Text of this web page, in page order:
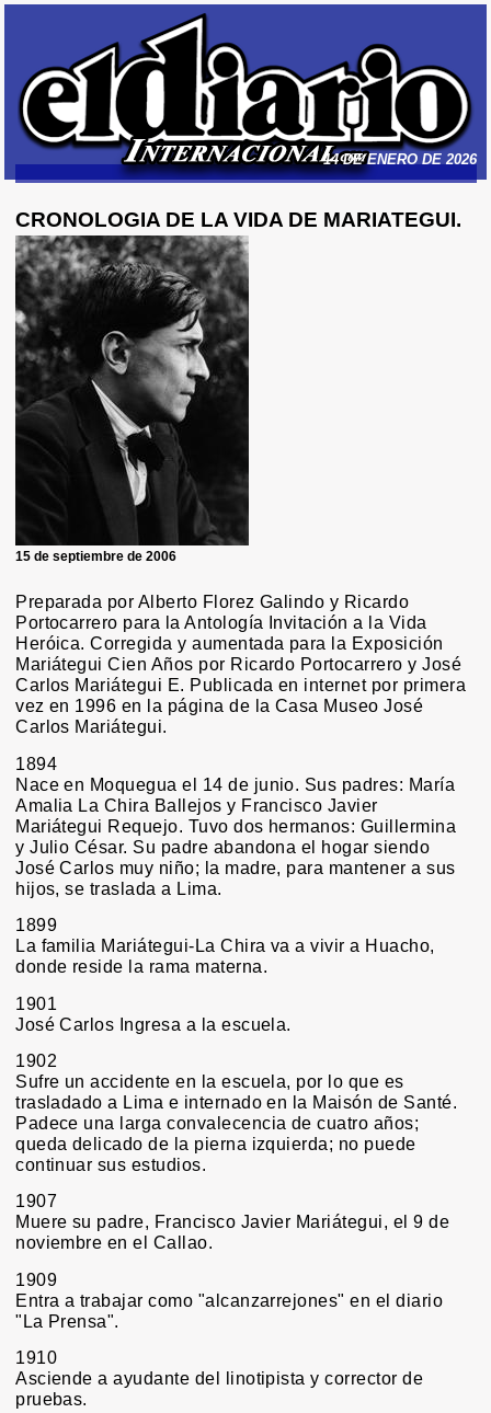
14 DE ENERO DE 2026
CRONOLOGIA DE LA VIDA DE MARIATEGUI.
15 de septiembre de 2006
Preparada por Alberto Florez Galindo y Ricardo
Portocarrero para la Antología Invitación a la Vida
Heróica. Corregida y aumentada para la Exposición
Mariátegui Cien Años por Ricardo Portocarrero y José
Carlos Mariátegui E. Publicada en internet por primera
vez en 1996 en la página de la Casa Museo José
Carlos Mariátegui.
1894
Nace en Moquegua el 14 de junio. Sus padres: María
Amalia La Chira Ballejos y Francisco Javier
Mariátegui Requejo. Tuvo dos hermanos: Guillermina
y Julio César. Su padre abandona el hogar siendo
José Carlos muy niño; la madre, para mantener a sus
hijos, se traslada a Lima.
1899
La familia Mariátegui-La Chira va a vivir a Huacho,
donde reside la rama materna.
1901
José Carlos Ingresa a la escuela.
1902
Sufre un accidente en la escuela, por lo que es
trasladado a Lima e internado en la Maisón de Santé.
Padece una larga convalecencia de cuatro años;
queda delicado de la pierna izquierda; no puede
continuar sus estudios.
1907
Muere su padre, Francisco Javier Mariátegui, el 9 de
noviembre en el Callao.
1909
Entra a trabajar como "alcanzarrejones" en el diario
"La Prensa".
1910
Asciende a ayudante del linotipista y corrector de
pruebas.